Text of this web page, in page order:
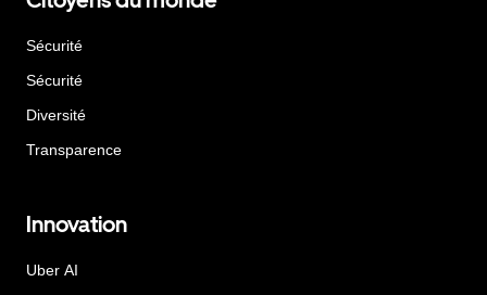
Sécurité
Sécurité
Diversité
Transparence
Innovation
Uber AI